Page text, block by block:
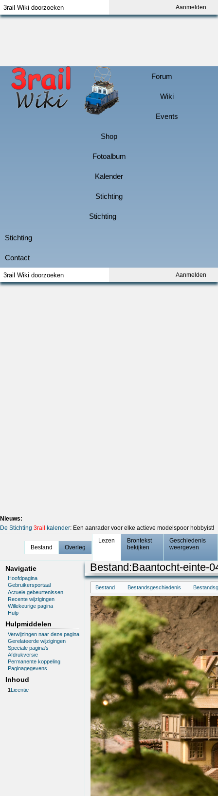
Aanmelden
Aanmelden
Nieuws:
De Stichting 3rail kalender: Een aanrader voor elke actieve modelspoor hobbyist!
Bestand Overleg
Lezen
Brontekst
bekijken
Geschiedenis
weergeven
Navigatie
Hoofdpagina
Gebruikersportaal
Actuele gebeurtenissen
Recente wijzigingen
Willekeurige pagina
Hulp
Hulpmiddelen
Verwijzingen naar deze pagina
Gerelateerde wijzigingen
Speciale pagina's
Afdrukversie
Permanente koppeling
Paginagegevens
Inhoud
1 Licentie
Bestand:Baantocht-einte-
Bestand Bestandsgeschiedenis